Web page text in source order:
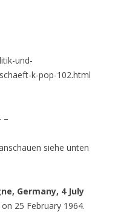
und-
k-pop-102.html
–
siehe unten
Germany, 4 July
25 February 1964.